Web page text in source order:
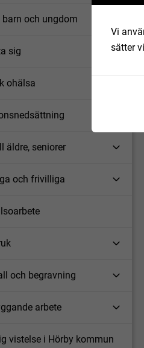
barn och ungdom
sig
ohälsa
äldre, seniorer
och frivilliga
och begravning
arbete
vistelse i Hörby kommun
Vi
sätter